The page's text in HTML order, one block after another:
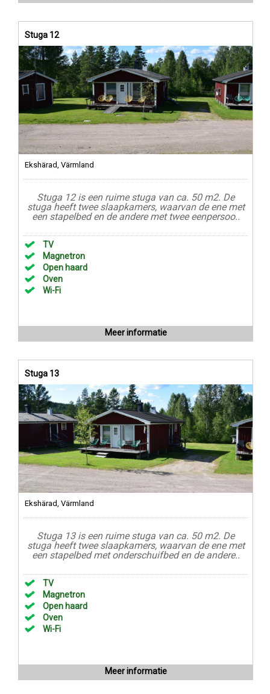
Stuga 12
Ekshärad, Värmland
Stuga 12 is een ruime stuga van ca. 50 m2. De
stuga heeft twee slaapkamers, waarvan de ene met
een stapelbed en de andere met twee eenpersoo..
TV
Magnetron
Open haard
Oven
Wi-Fi
Meer informatie
Stuga 13
Ekshärad, Värmland
Stuga 13 is een ruime stuga van ca. 50 m2. De
stuga heeft twee slaapkamers, waarvan de ene met
een stapelbed met onderschuifbed en de andere..
TV
Magnetron
Open haard
Oven
Wi-Fi
Meer informatie